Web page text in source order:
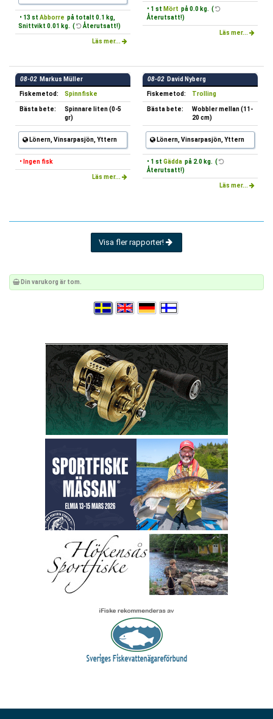
• 13 st Abborre på totalt 0.1 kg,
Snittvikt 0.01 kg. (
Återutsatt!)
Läs mer...
• 1 st Mört på 0.0 kg. (
Återutsatt!)
Läs mer...
08-02 Markus Müller
Fiskemetod: Spinnfiske
Bästa bete:
Spinnare liten (0-5
gr)
Lönern, Vinsarpasjön, Yttern
• Ingen fisk
Läs mer...
08-02 David Nyberg
Fiskemetod: Trolling
Bästa bete:
Wobbler mellan (11-
20 cm)
Lönern, Vinsarpasjön, Yttern
• 1 st Gädda på 2.0 kg. (
Återutsatt!)
Läs mer...
Visa fler rapporter!
Din varukorg är tom.